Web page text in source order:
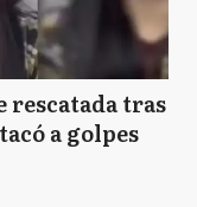
rescatada tras
a golpes